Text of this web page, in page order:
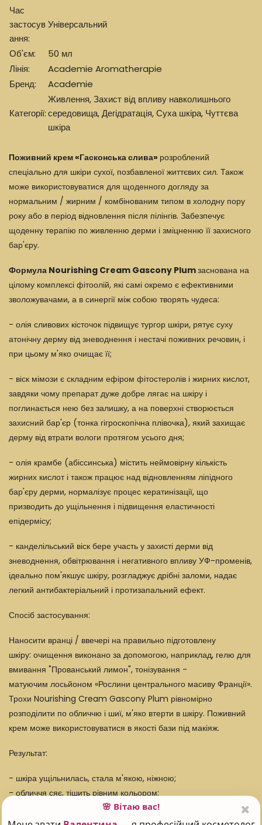
Час
застосув
ання:
Універсальний
Об'єм:
50 мл
Лінія:
Academie Aromatherapie
Бренд:
Academie
Категорії:
Живлення,Захист від впливу навколишнього
середовища,Дегідратація,Суха шкіра, Чуттєва
шкіра
Поживний крем «Гасконська слива» розроблений
спеціально для шкіри сухої, позбавленої життєвих сил. Також
може використовуватися для щоденного догляду за
нормальним / жирним / комбінованим типом в холодну пору
року або в період відновлення після пілінгів. Забезпечує
щоденну терапію по живленню дерми і зміцненню її захисного
бар'єру.
Формула Nourishing Cream Gascony Plumзаснована на
цілому комплексі фітоолій, які самі окремо є ефективними
зволожувачами, а в синергії між собою творять чудеса:
- олія сливових кісточок підвищує тургор шкіри, рятує суху
атонічну дерму від зневоднення і нестачі поживних речовин, і
при цьому м'яко очищає її;
- віск мімози є складним ефіром фітостеролів і жирних кислот,
завдяки чому препарат дуже добре лягає на шкіру і
поглинається нею без залишку, а на поверхні створюється
захисний бар'єр (тонка гігроскопічна плівочка), який захищає
дерму від втрати вологи протягом усього дня;
- олія крамбе (абіссинська) містить неймовірну кількість
жирних кислот і також працює над відновленням ліпідного
бар'єру дерми, нормалізує процес кератинізації, що
призводить до ущільнення і підвищення еластичності
епідермісу;
- канделільський віск бере участь у захисті дерми від
зневоднення, обвітрювання і негативного впливу УФ-променів,
ідеально пом'якшує шкіру, розгладжує дрібні заломи, надає
легкий антибактеріальний і протизапальний ефект.
Спосіб застосування:
Наносити вранці / ввечері на правильно підготовлену
шкіру: очищення виконано за допомогою, наприклад, гелю для
вмивання "Прованський лимон", тонізування -
матуючим лосьйоном «Рослини центрального масиву Франції».
Трохи Nourishing Cream Gascony Plum рівномірно
розподілити по обличчю і шиї, м'яко втерти в шкіру. Поживний
крем може використовуватися в якості бази під макіяж.
Результат:
- шкіра ущільнилась, стала м'якою, ніжною;
- обличчя сяє, тішить рівним кольором;
- дрібні зморшки розгладилися.🌸 Вітаю вас!